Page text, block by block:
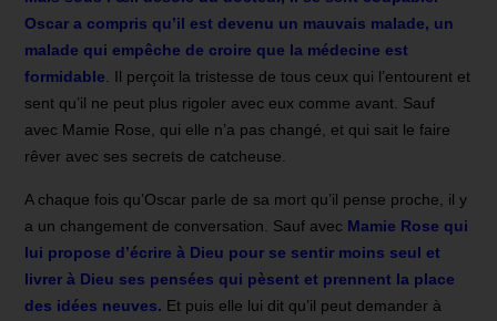
Oscar a compris qu’il est devenu un mauvais malade, un
malade qui empêche de croire que la médecine est
formidable . Il perçoit la tristesse de tous ceux qui l’entourent et
sent qu’il ne peut plus rigoler avec eux comme avant. Sauf
avec Mamie Rose, qui elle n’a pas changé, et qui sait le faire
rêver avec ses secrets de catcheuse.
A chaque fois qu’Oscar parle de sa mort qu’il pense proche, il y
a un changement de conversation. Sauf avec Mamie Rose qui
lui propose d’écrire à Dieu pour se sentir moins seul et
livrer à Dieu ses pensées qui pèsent et prennent la place
des idées neuves. Et puis elle lui dit qu’il peut demander à